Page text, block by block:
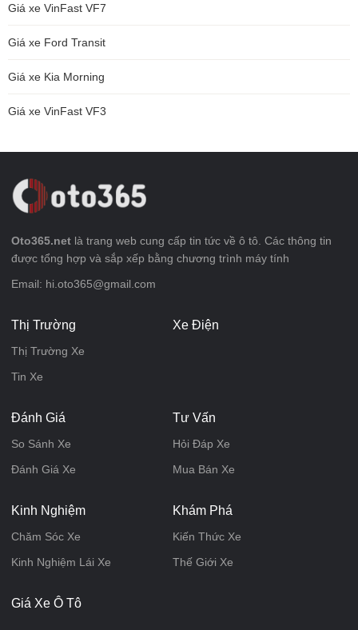
Giá xe VinFast VF7
Giá xe Ford Transit
Giá xe Kia Morning
Giá xe VinFast VF3
Oto365.net là trang web cung cấp tin tức về ô tô. Các thông tin
được tổng hợp và sắp xếp bằng chương trình máy tính
Email: hi.oto365@gmail.com
Thị Trường
Thị Trường Xe
Tin Xe
Xe Điện
Đánh Giá
So Sánh Xe
Đánh Giá Xe
Tư Vấn
Hỏi Đáp Xe
Mua Bán Xe
Kinh Nghiệm
Chăm Sóc Xe
Kinh Nghiệm Lái Xe
Khám Phá
Kiến Thức Xe
Thế Giới Xe
Giá Xe Ô Tô